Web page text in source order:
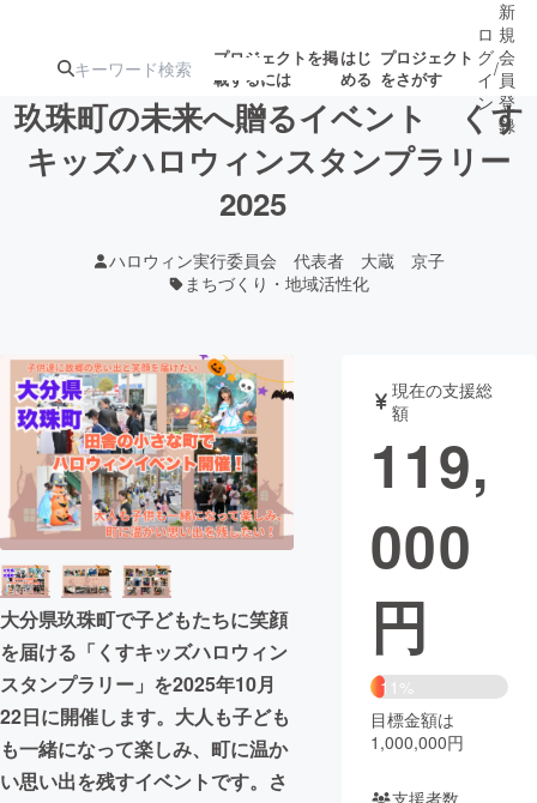
プロジェクトを掲
載するには
はじ
める
プロジェクト
をさがす
注目の新着プロ
テクノロジー・ガジェット ゲーム・サ
映像・映画 書籍・雑誌
ビジネス・起業
まちづくり・地域活性化
CAMPFIRE for Social Good
CAMPFIRE Creation
CAMPFIREふるさと納税
コミュニティ
ロ
グ
イ
ン
/
新
規
会
員
登
録
玖珠町の未来へ贈るイベント くす
キッズハロウィンスタンプラリー
2025
ハロウィン実行委員会 代表者 大蔵 京子
まちづくり・地域活性化
大分県玖珠町で子どもたちに笑顔
を届ける「くすキッズハロウィン
スタンプラリー」を2025年10月
22日に開催します。大人も子ども
も一緒になって楽しみ、町に温か
い思い出を残すイベントです。さ
現在の支援総
額
119,
000
円
11%
目標金額は
1,000,000円
支援者数